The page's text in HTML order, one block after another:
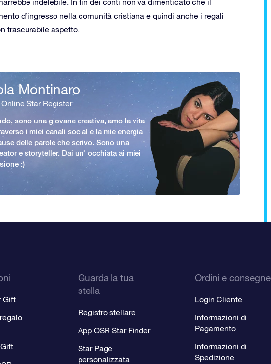
indelebile. In fin dei conti non va dimenticato che il
d’ingresso nella comunità cristiana e quindi anche i regali
trascurabile aspetto.
Montinaro
Star Register
sono una giovane creativa, amo la vita
i miei canali social e la mie energia
delle parole che scrivo. Sono una
e storyteller. Dai un' occhiata ai miei
:)
Gift
Guarda la tua
stella
Registro stellare
App OSR Star Finder
Star Page
personalizzata
Ordini e consegne
Login Cliente
Informazioni di
Pagamento
Informazioni di
Spedizione